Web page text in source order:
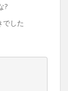
?
でした